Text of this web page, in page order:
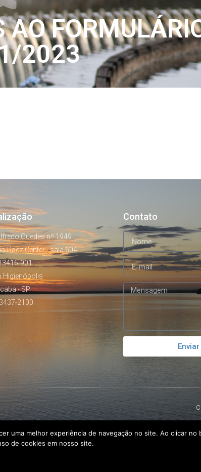
AO
2023
Guedes nº 1949
Racz Center - sala 604
901
Higienópolis
- SP
2100
Contato
Enviar
uma melhor experiência de navegação no site. Ao clicar no
de cookies em nosso site.